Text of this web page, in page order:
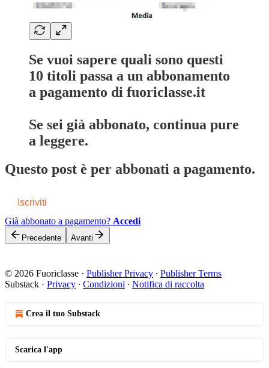
Se vuoi sapere quali sono questi
10 titoli passa a un abbonamento
a pagamento di fuoriclasse.it
Se sei già abbonato, continua pure
a leggere.
Questo post è per abbonati a pagamento.
Iscriviti
Già abbonato a pagamento? Accedi
Precedente Avanti
© 2026 Fuoriclasse · Publisher Privacy ∙ Publisher Terms
Substack · Privacy ∙ Condizioni ∙ Notifica di raccolta
Crea il tuo Substack
Scarica l'app